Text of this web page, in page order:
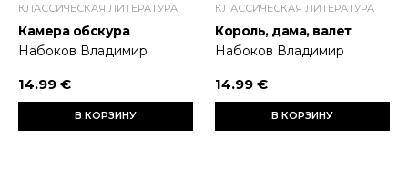
КЛАССИЧЕСКАЯ ЛИТЕРАТУРА
Камера обскура
Набоков Владимир
14.99 €
В КОРЗИНУ
КЛАССИЧЕСКАЯ ЛИТЕРАТУРА
Король, дама, валет
Набоков Владимир
14.99 €
В КОРЗИНУ